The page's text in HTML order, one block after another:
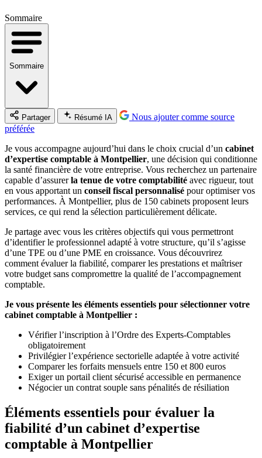
Sommaire
Sommaire
Partager Résumé IA
Nous ajouter comme source
préférée
Je vous accompagne aujourd’hui dans le choix crucial d’un cabinet
d’expertise comptable à Montpellier, une décision qui conditionne
la santé financière de votre entreprise. Vous recherchez un partenaire
capable d’assurerla tenue de votre comptabilité avec rigueur, tout
en vous apportant un conseil fiscal personnalisé pour optimiser vos
performances. À Montpellier, plus de 150 cabinets proposent leurs
services, ce qui rend la sélection particulièrement délicate.
Je partage avec vous les critères objectifs qui vous permettront
d’identifier le professionnel adapté à votre structure, qu’il s’agisse
d’une TPE ou d’une PME en croissance. Vous découvrirez
comment évaluer la fiabilité, comparer les prestations et maîtriser
votre budget sans compromettre la qualité de l’accompagnement
comptable.
Je vous présente les éléments essentiels pour sélectionner votre
cabinet comptable à Montpellier :
Vérifier l’inscription à l’Ordre des Experts-Comptables
obligatoirement
Privilégier l’expérience sectorielle adaptée à votre activité
Comparer les forfaits mensuels entre 150 et 800 euros
Exiger un portail client sécurisé accessible en permanence
Négocier un contrat souple sans pénalités de résiliation
Éléments essentiels pour évaluer la
fiabilité d’un cabinet d’expertise
comptable à Montpellier